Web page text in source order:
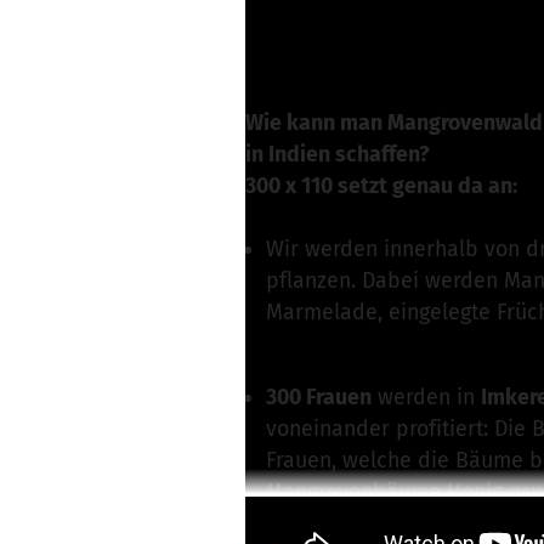
Wie kann man
in Indien schaffen?
300 x 110 setzt genau da an:
Wir werden innerhalb von
pflanzen. Dabei werden
Marmelade, eingelegte
300 Frauen werden in
voneinander profitiert: Die
Frauen, welche die Bäume
Mangrovenbäume Honig
Read more